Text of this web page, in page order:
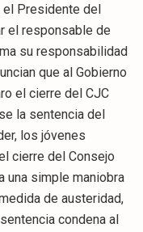
el Presidente del
el responsable de
su responsabilidad
que al Gobierno
el cierre del CJC
la sentencia del
los jóvenes
cierre del Consejo
una simple maniobra
de austeridad,
condena al